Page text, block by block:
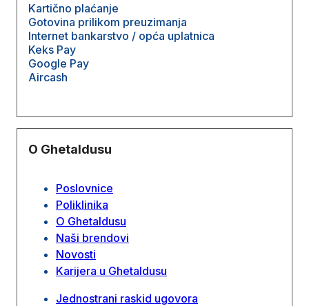
Kartično plaćanje
Gotovina prilikom preuzimanja
Internet bankarstvo / opća uplatnica
Keks Pay
Google Pay
Aircash
O Ghetaldusu
Poslovnice
Poliklinika
O Ghetaldusu
Naši brendovi
Novosti
Karijera u Ghetaldusu
Jednostrani raskid ugovora